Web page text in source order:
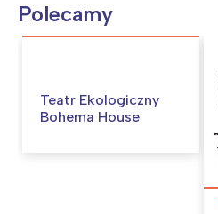
Polecamy
Teatr Ekologiczny
Bohema House